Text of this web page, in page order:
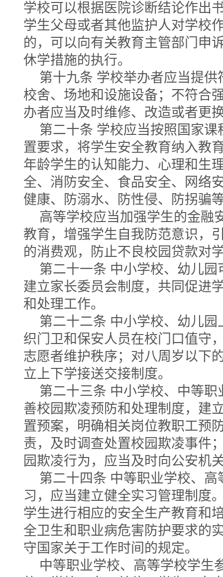
学校可以根据医院诊断结论作出
学生父母或者其他监护人对学校
的，可以向有关教育主管部门申
休学措施的执行。
第十九条 学校举办者应当提
校舍、场地和设施设备；不符合
办者应当及时维修、改造或者更
第二十条 学校应当按照国家
置要求，将学生安全教育纳入教
年龄学生的认知能力、心理和生
全、消防安全、食品安全、网络
健康、防溺水、防性侵、防拐骗
高等学校应当加强学生的金融
教育，增强学生自我防范意识，
的消费观，防止不良校园贷款对
第二十一条 中小学校、幼儿
建立家长委员会制度，共同促进
和处理工作。
第二十二条 中小学校、幼儿
织门卫和保安人员在校门口值守
志愿者维护秩序；对八周岁以下
立上下学接送交接制度。
第二十三条 中小学校、中等
善校园欺凌预防和处理制度，建
置预案，明确相关岗位教职工预
责，及时调查处置校园欺凌事件
园欺凌行为，应当及时向公安机
第二十四条 中等职业学校、高
习，应当建立健全实习管理制度
学生进行相应的安全生产教育和
全卫生和职业病危害防护要求的
守国家关于工作时间的规定。
中等职业学校、高等学校学生